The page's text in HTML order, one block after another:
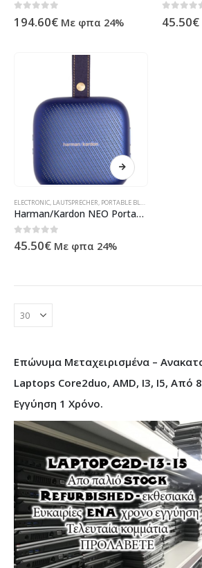
0 out of 5
194.60€ Με φπα 24% 0out of 5
45.50€
ELECTRONIC, LAUTSPRECHER, PORTABLE BLUETOOTH SPEAKER
Harman/Kardon NEO Portable Bluetooth Speaker Blue
0out of 5
45.50€ Με φπα 24%
Επώνυμα Μεταχειρισμένα –
Laptops Core2duo, AMD, I3, I5, Από
Εγγύηση 1 Χρόνο.